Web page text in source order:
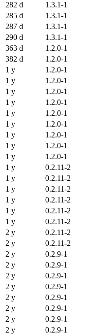
282 d
1.3.1-1
285 d
1.3.1-1
287 d
1.3.1-1
290 d
1.3.1-1
363 d
1.2.0-1
382 d
1.2.0-1
1 y
1.2.0-1
1 y
1.2.0-1
1 y
1.2.0-1
1 y
1.2.0-1
1 y
1.2.0-1
1 y
1.2.0-1
1 y
1.2.0-1
1 y
1.2.0-1
1 y
1.2.0-1
1 y
0.2.11-2
1 y
0.2.11-2
1 y
0.2.11-2
1 y
0.2.11-2
1 y
0.2.11-2
1 y
0.2.11-2
2 y
0.2.11-2
2 y
0.2.11-2
2 y
0.2.9-1
2 y
0.2.9-1
2 y
0.2.9-1
2 y
0.2.9-1
2 y
0.2.9-1
2 y
0.2.9-1
2 y
0.2.9-1
2 y
0.2.9-1